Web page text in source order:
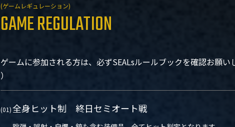
(ゲームレギュレーション)
GAME REGULATION
ゲームに参加される方は、必ずSEALsルールブックを確認お願い
）
(01)全身ヒット制 終日セミオート戦